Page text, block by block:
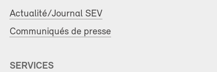
Actualité/Journal SEV
Communiqués de presse
SERVICES